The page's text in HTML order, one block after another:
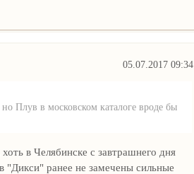
05.07.2017 09:34
Плув в московском каталоге вроде бы
в Челябинске с завтрашнего дня
ранее не замечены сильные